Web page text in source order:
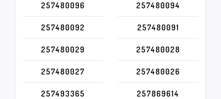
257480096 257480094
257480092 257480091
257480029 257480028
257480027 257480026
257493365 257869614